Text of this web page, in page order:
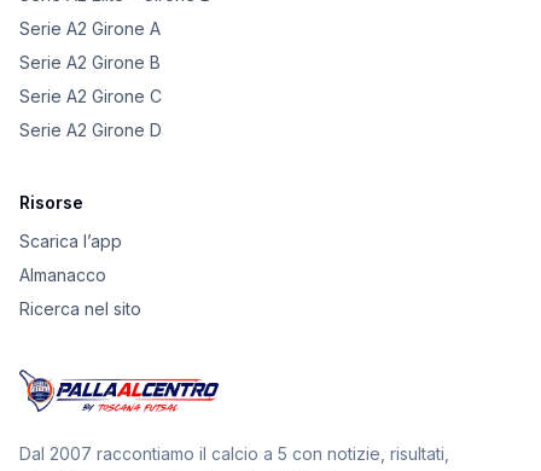
Serie A2 Girone A
Serie A2 Girone B
Serie A2 Girone C
Serie A2 Girone D
Risorse
Scarica l’app
Almanacco
Ricerca nel sito
Dal 2007 raccontiamo il calcio a 5 con notizie, risultati,